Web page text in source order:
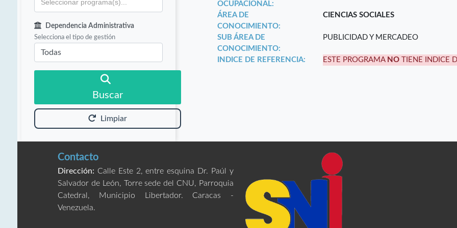
Dependencia Administrativa
Selecciona el tipo de gestión
Buscar
Limpiar
OCUPACIONAL:
ÁREA DE
CONOCIMIENTO:
CIENCIAS SOCIALES
SUB ÁREA DE
CONOCIMIENTO:
PUBLICIDAD Y MERCADEO
INDICE DE REFERENCIA: ESTE PROGRAMA NO TIENE INDICE
Contacto
Dirección: Calle Este 2, entre esquina Dr. Paúl y
Salvador de León, Torre sede del CNU, Parroquia
Catedral, Municipio Libertador. Caracas -
Venezuela.